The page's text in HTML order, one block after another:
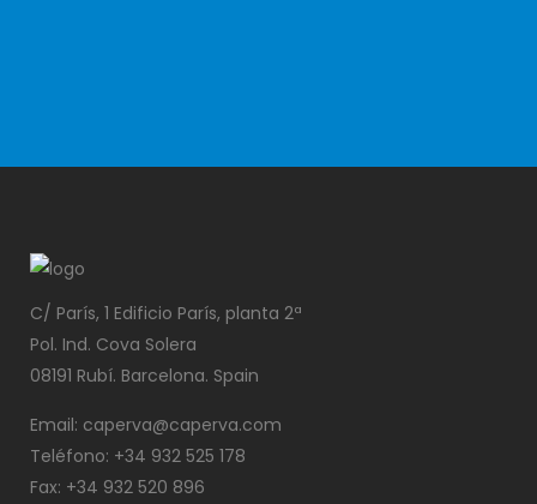
C/ París, 1 Edificio París, planta 2ª
Pol. Ind. Cova Solera
08191 Rubí. Barcelona. Spain
Email: caperva@caperva.com
Teléfono: +34 932 525 178
Fax: +34 932 520 896